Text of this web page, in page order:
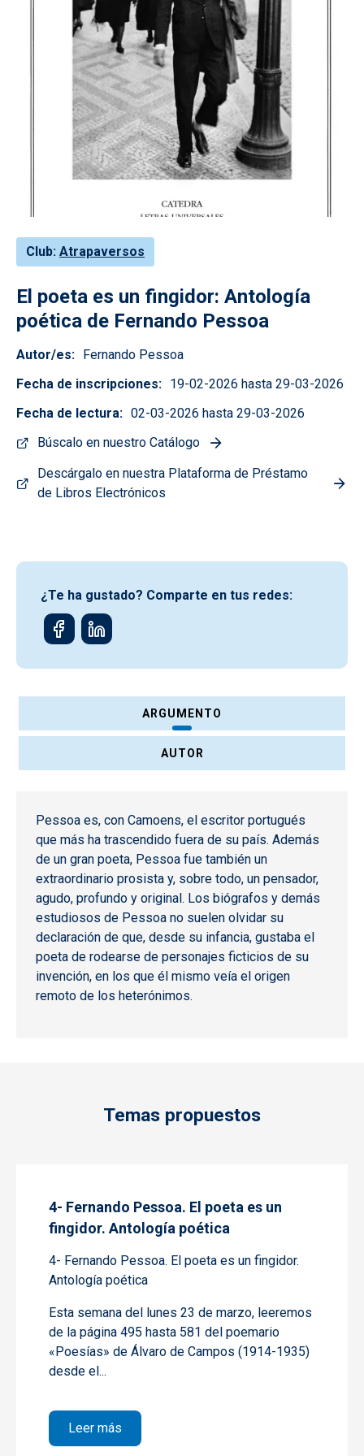
Club Atrapaversos
El poeta es un fingidor: Antología
poética de Fernando Pessoa
Autor/es
Fernando Pessoa
Fecha de inscripciones
19-02-2026 hasta 29-03-2026
Fecha de lectura
02-03-2026 hasta 29-03-2026
Búscalo en nuestro Catálogo
Descárgalo en nuestra Plataforma de Préstamo
de Libros Electrónicos
¿Te ha gustado? Comparte en tus redes:
ARGUMENTO
AUTOR
Pessoa es, con Camoens, el escritor portugués
que más ha trascendido fuera de su país. Además
de un gran poeta, Pessoa fue también un
extraordinario prosista y, sobre todo, un pensador,
agudo, profundo y original. Los biógrafos y demás
estudiosos de Pessoa no suelen olvidar su
declaración de que, desde su infancia, gustaba el
poeta de rodearse de personajes ficticios de su
invención, en los que él mismo veía el origen
remoto de los heterónimos.
Temas propuestos
4- Fernando Pessoa. El poeta es un
fingidor. Antología poética
4- Fernando Pessoa. El poeta es un fingidor.
Antología poética
Esta semana del lunes 23 de marzo, leeremos
de la página 495 hasta 581 del poemario
«Poesías» de Álvaro de Campos (1914-1935)
desde el...
Leer más